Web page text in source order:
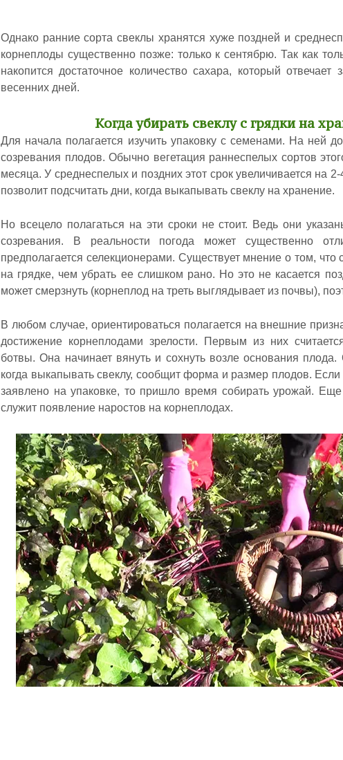
Однако ранние сорта свеклы хранятся хуже поздней и
корнеплоды существенно позже: только к сентябрю. Так как
накопится достаточное количество сахара, который отвечает
весенних дней.
Когда убирать свеклу с грядки на
Для начала полагается изучить упаковку с семенами. На ней
созревания плодов. Обычно вегетация раннеспелых сортов
месяца. У среднеспелых и поздних этот срок увеличивается на
позволит подсчитать дни, когда выкапывать свеклу на хранение.
Но всецело полагаться на эти сроки не стоит. Ведь они
созревания. В реальности погода может существенно
предполагается селекционерами. Существует мнение о том, что
на грядке, чем убрать ее слишком рано. Но это не касается
может смерзнуть (корнеплод на треть выглядывает из почвы),
В любом случае, ориентироваться полагается на внешние
достижение корнеплодами зрелости. Первым из них
ботвы. Она начинает вянуть и сохнуть возле основания
когда выкапывать свеклу, сообщит форма и размер плодов. Если
заявлено на упаковке, то пришло время собирать урожай.
служит появление наростов на корнеплодах.